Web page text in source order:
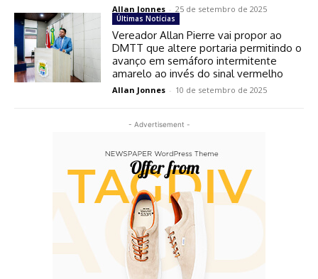
- Advertisement -
Allan Jonnes - 25 de setembro de 2025
Últimas Notícias
Vereador Allan Pierre vai propor ao
DMTT que altere portaria permitindo o
avanço em semáforo intermitente
amarelo ao invés do sinal vermelho
Allan Jonnes - 10 de setembro de 2025